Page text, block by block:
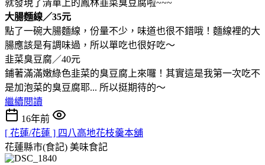
就發現了清單上的鳳林韭菜臭豆腐啦~~~
大腸麵線／35元
點了一碗大腸麵線，份量不少，味道也很不錯哦！麵線裡的大
腸應該是有調味過，所以單吃也很好吃～
韭菜臭豆腐／40元
鋪著滿滿嫩綠色韭菜的臭豆腐上來囉！其實這是我第一次吃不
是加泡菜的臭豆腐耶... 所以挺期待的～
繼續閱讀
16年前
[ 花蓮/花蓮 ] 四八高地花枝羹本舖
花蓮縣市(食記) 美味食記